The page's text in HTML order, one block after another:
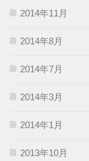
2014年11月
2014年8月
2014年7月
2014年3月
2014年1月
2013年10月